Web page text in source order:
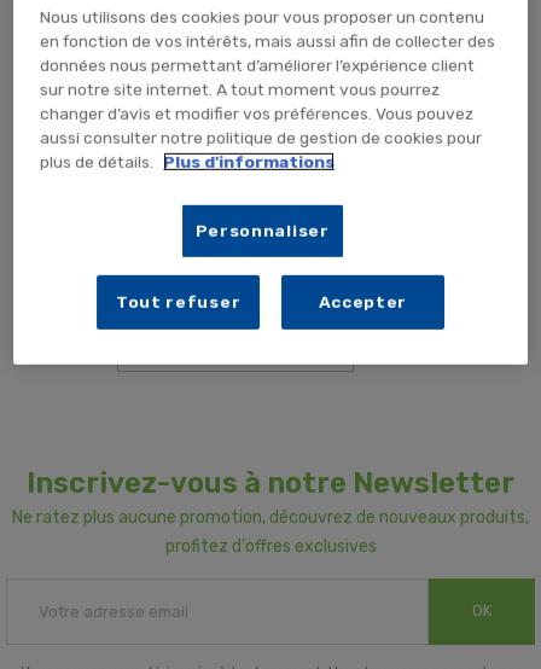
Epika
Epika est une marque de France Sécurité, une des filiales du
groupe BUNZL, le leader mondial de la distribution
d’équipements de protection individuelle, d’emballages et de
produits d’hygiène,
Désolé pour la gêne occasionnée
Renouvelez votre recherche
Inscrivez-vous à notre Newsletter
Ne ratez plus aucune promotion, découvrez de nouveaux produits,
profitez d'offres exclusives
OK
Nous utilisons des cookies pour vous proposer un contenu
en fonction de vos intérêts, mais aussi afin de collecter des
données nous permettant d’améliorer l’expérience client
sur notre site internet. A tout moment vous pourrez
changer d’avis et modifier vos préférences. Vous pouvez
aussi consulter notre politique de gestion de cookies pour
plus de détails.
Plus d'informations
Personnaliser
Tout refuser Accepter